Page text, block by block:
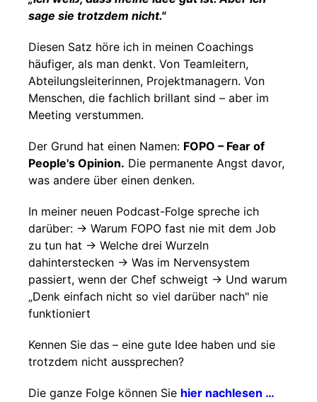
sage sie trotzdem nicht."
Diesen Satz höre ich in meinen Coachings
häufiger, als man denkt. Von Teamleitern,
Abteilungsleiterinnen, Projektmanagern. Von
Menschen, die fachlich brillant sind – aber im
Meeting verstummen.
Der Grund hat einen Namen: FOPO – Fear of
People's Opinion. Die permanente Angst davor,
was andere über einen denken.
In meiner neuen Podcast-Folge spreche ich
darüber: → Warum FOPO fast nie mit dem Job
zu tun hat → Welche drei Wurzeln
dahinterstecken → Was im Nervensystem
passiert, wenn der Chef schweigt → Und warum
„Denk einfach nicht so viel darüber nach" nie
funktioniert
Kennen Sie das – eine gute Idee haben und sie
trotzdem nicht aussprechen?
Die ganze Folge können Sie hier nachlesen …